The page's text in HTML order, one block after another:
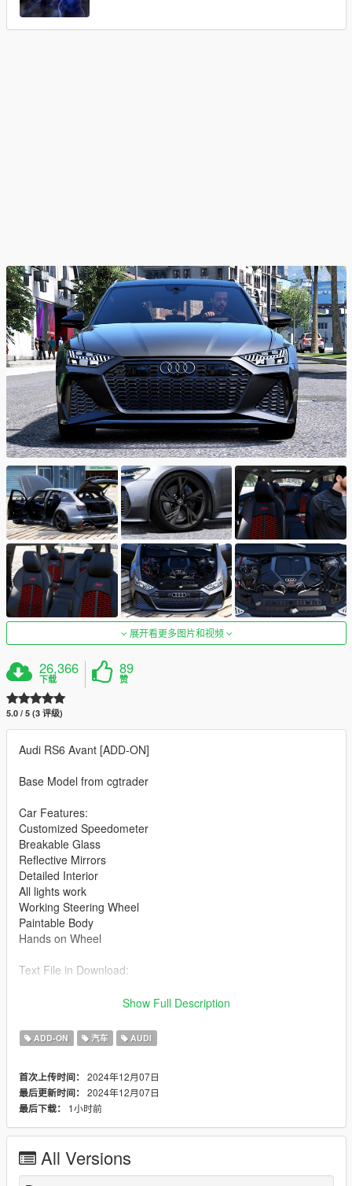
展开看更多图片和视频
26,366
下载
89
赞
5.0 / 5 (3 评级)
Audi RS6 Avant [ADD-ON]
Base Model from cgtrader
Car Features:
Customized Speedometer
Breakable Glass
Reflective Mirrors
Detailed Interior
All lights work
Working Steering Wheel
Paintable Body
Hands on Wheel
Text File in Download:
dlclist.xml found at:
Right Click on dlclist.xml then Click on Edit
Then scroll to the bottom and hit Enter to add a empty space.
Add the line dlcpacks:/avant/
Show Full Description
ADD-ON 汽车 AUDI
首次上传时间： 2024年12月07日
最后更新时间： 2024年12月07日
最后下载：
1小时前
All Versions